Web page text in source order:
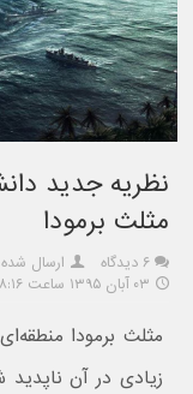
نظریه جدید
مثلث برمودا
۶ دیدگاه
ارسال
۰۳ آبان ۱۳۹۵ ساعت ۱۸:۱۶
مثلث برمودا
زیادی در آن